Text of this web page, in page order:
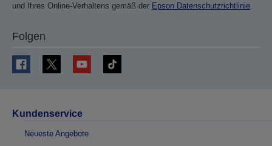
und Ihres Online-Verhaltens gemäß der Epson Datenschutzrichtlinie
Folgen
Kundenservice
Neueste Angebote